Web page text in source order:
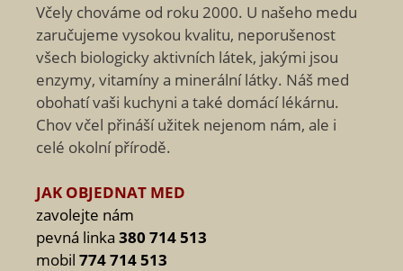
Včely chováme od roku 2000. U našeho medu
zaručujeme vysokou kvalitu, neporušenost
všech biologicky aktivních látek, jakými jsou
enzymy, vitamíny a minerální látky. Náš med
obohatí vaši kuchyni a také domácí lékárnu.
Chov včel přináší užitek nejenom nám, ale i
celé okolní přírodě.
JAK OBJEDNAT MED
zavolejte nám
pevná linka 380 714 513
mobil 774 714 513